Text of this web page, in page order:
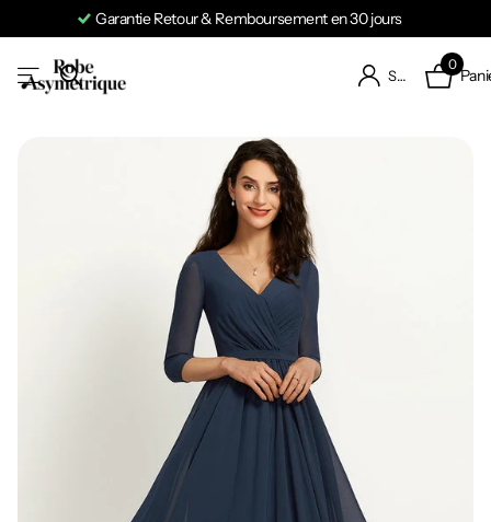
Garantie Retour & Remboursement en 30 jours
S'identifier
0